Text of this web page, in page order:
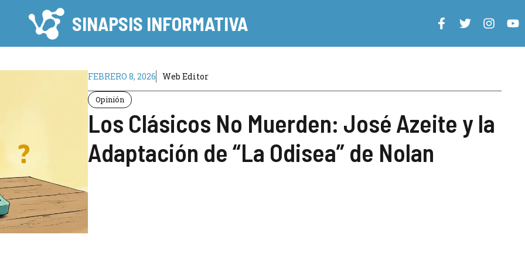
SINAPSIS INFORMATIVA
FEBRERO 8, 2026 Web Editor
Opinión
Los Clásicos No Muerden: José Azeite y la
Adaptación de “La Odisea” de Nolan